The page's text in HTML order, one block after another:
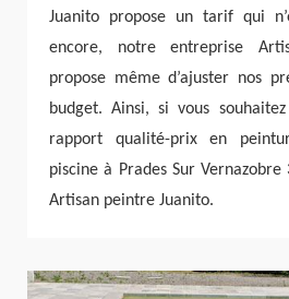
Juanito propose un tarif qui
encore, notre entreprise
propose même d’ajuster nos
budget. Ainsi, si vous
rapport qualité-prix en
piscine à Prades Sur
Artisan peintre Juanito.